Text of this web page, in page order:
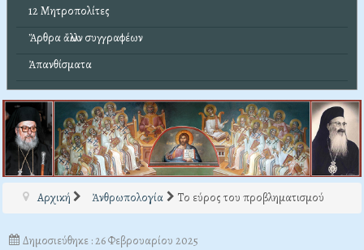
12 Μητροπολίτες
Ἄρθρα ἄλλων συγγραφέων
Ἀπανθίσματα
Αρχική Ἀνθρωπολογία Το εύρος του προβληματισμού
Δημοσιεύθηκε : 26 Φεβρουαρίου 2025